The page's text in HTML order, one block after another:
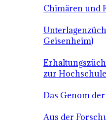
Chimären und
Geisenheim)
zur
Das Genom der
Aus der